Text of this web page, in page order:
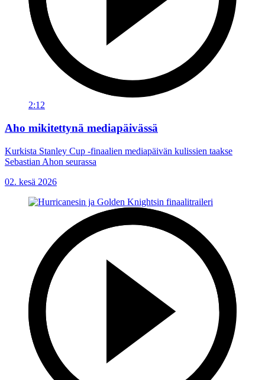
2:12
Aho mikitettynä mediapäivässä
Kurkista Stanley Cup -finaalien mediapäivän kulissien taakse
Sebastian Ahon seurassa
02. kesä 2026